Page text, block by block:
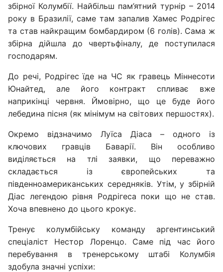
збірної Колумбії. Найбільш пам’ятний турнір – 2014
року в Бразилії, саме там запалив Хамес Родрігес
та став найкращим бомбардиром (6 голів). Сама ж
збірна дійшла до чвертьфіналу, де поступилася
господарям.
До речі, Родрігес їде на ЧС як гравець Міннесоти
Юнайтед, але його контракт спливає вже
наприкінці червня. Ймовірно, що це буде його
лебедина пісня (як мінімум на світових першостях).
Окремо відзначимо Луїса Діаса – одного із
ключових гравців Баварії. Він особливо
виділяється на тлі заявки, що переважно
складається із європейських та
південноамериканських середняків. Утім, у збірній
Діас легендою рівня Родрігеса поки що не став.
Хоча впевнено до цього крокує.
Тренує колумбійську команду аргентинський
спеціаліст Нестор Лоренцо. Саме під час його
перебування в тренерському штабі Колумбія
здобула значні успіхи: